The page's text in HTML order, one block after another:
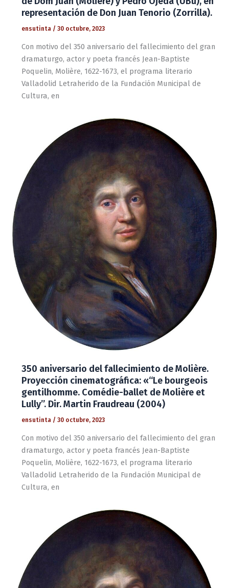
representación de Don Juan Tenorio (Zorrilla).
ensutinta / 30 octubre, 2023
Con motivo del 350 aniversario del fallecimiento del gran
dramaturgo, actor y poeta francés Jean-Baptiste
Poquelin, Molière, 1622-1673, el programa literario
Valladolid Letraherido de la Fundación Municipal de
Cultura, en
350 aniversario del fallecimiento de Molière.
Proyección cinematográfica: «“Le bourgeois
gentilhomme. Comédie-ballet de Molière et
Lully”. Dir. Martin Fraudreau (2004)
ensutinta / 30 octubre, 2023
Con motivo del 350 aniversario del fallecimiento del gran
dramaturgo, actor y poeta francés Jean-Baptiste
Poquelin, Molière, 1622-1673, el programa literario
Valladolid Letraherido de la Fundación Municipal de
Cultura, en